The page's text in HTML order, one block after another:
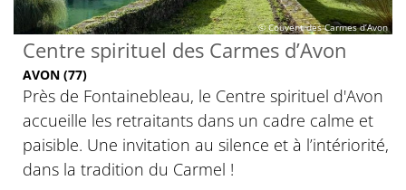
© Couvent des Carmes d’Avon
Centre spirituel des Carmes d’Avon
AVON (77)
Près de Fontainebleau, le Centre spirituel d'Avon
accueille les retraitants dans un cadre calme et
paisible. Une invitation au silence et à l’intériorité,
dans la tradition du Carmel !